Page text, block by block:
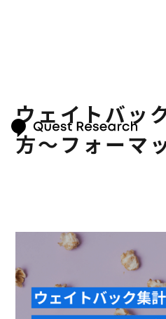
ウェイトバッ
方～フォーマ